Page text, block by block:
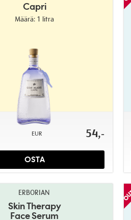
Capri
Määrä: 1 litra
EUR 54,-
OSTA
ERBORIAN
Skin Therapy
Face Serum